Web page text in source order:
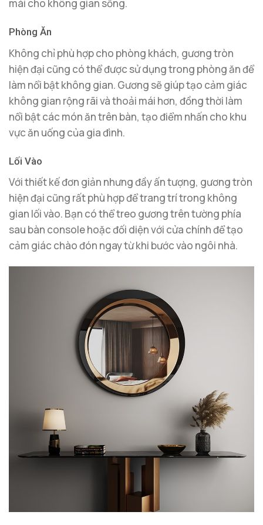
mái cho không gian sống.
Phòng Ăn
Không chỉ phù hợp cho phòng khách, gương tròn
hiện đại cũng có thể được sử dụng trong phòng ăn để
làm nổi bật không gian. Gương sẽ giúp tạo cảm giác
không gian rộng rãi và thoải mái hơn, đồng thời làm
nổi bật các món ăn trên bàn, tạo điểm nhấn cho khu
vực ăn uống của gia đình.
Lối Vào
Với thiết kế đơn giản nhưng đầy ấn tượng, gương tròn
hiện đại cũng rất phù hợp để trang trí trong không
gian lối vào. Bạn có thể treo gương trên tường phía
sau bàn console hoặc đối diện với cửa chính để tạo
cảm giác chào đón ngay từ khi bước vào ngôi nhà.